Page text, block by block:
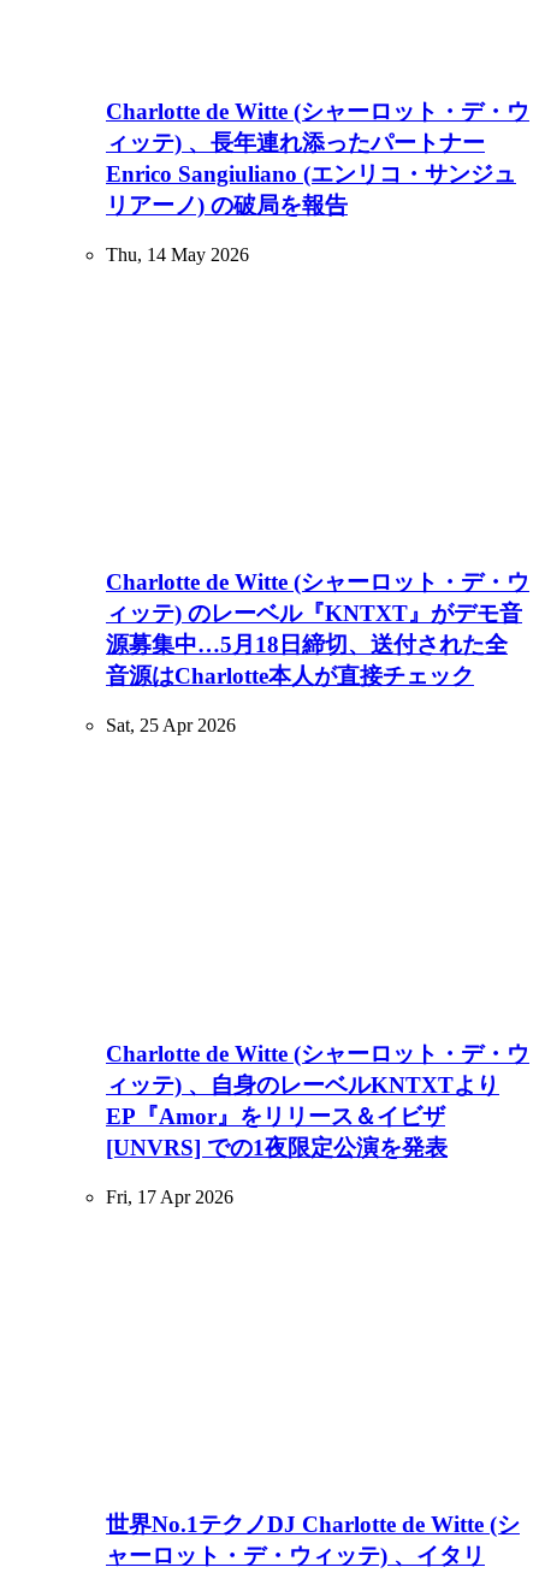
Charlotte de Witte (シャーロット・デ・ウ
ィッテ) 、長年連れ添ったパートナー
Enrico Sangiuliano (エンリコ・サンジュ
リアーノ) の破局を報告
Thu, 14 May 2026
Charlotte de Witte (シャーロット・デ・ウ
ィッテ) のレーベル『KNTXT』がデモ音
源募集中…5月18日締切、送付された全
音源はCharlotte本人が直接チェック
Sat, 25 Apr 2026
Charlotte de Witte (シャーロット・デ・ウ
ィッテ) 、自身のレーベルKNTXTより
EP『Amor』をリリース＆イビザ
[UNVRS] での1夜限定公演を発表
Fri, 17 Apr 2026
世界No.1テクノDJ Charlotte de Witte (シ
ャーロット・デ・ウィッテ) 、イタリ